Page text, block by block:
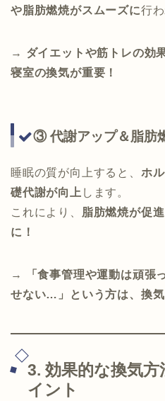
や脂肪燃焼がスムーズに行わ
→ ダイエットや筋トレの効
寝室の換気が重要！
③ 代謝アップ＆脂肪
睡眠の質が向上すると、 ホ
礎代謝が向上 します。
これにより、 脂肪燃焼が促
に！
→
「食事管理や運動は頑張
せない…」という方は、換
3. 効果的な換気
イント